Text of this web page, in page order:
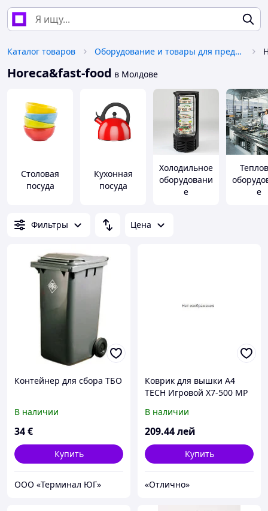
Каталог товаров Оборудование и товары для предоставления услуг
Horeca&fast-food в Молдове
Столовая
посуда
Кухонная
посуда
Холодильное
оборудовани
е
е
Фильтры Цена
Контейнер для сбора ТБО
В наличии
34€
Купить
ООО «Терминал ЮГ»
Коврик для вышки A4
TECH Игровой X7-500 MP
В наличии
209.44лей
Купить
«Отлично»